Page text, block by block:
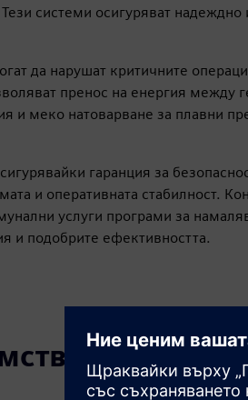
системи осигуряват
да нарушат критичните
пренос на енергия между
и меко натоварване за плавни
гаранция за
и оперативната стабилност.
услуги програми за
и подобрите ефективността.